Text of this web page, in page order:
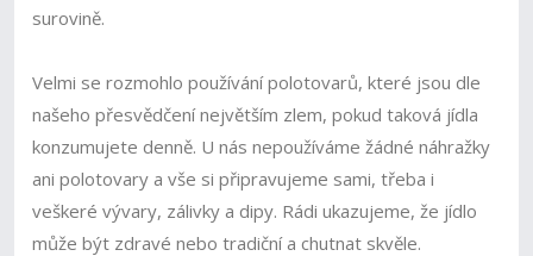
surovině.
Velmi se rozmohlo používání polotovarů, které jsou dle
našeho přesvědčení největším zlem, pokud taková jídla
konzumujete denně. U nás nepoužíváme žádné náhražky
ani polotovary a vše si připravujeme sami, třeba i
veškeré vývary, zálivky a dipy. Rádi ukazujeme, že jídlo
může být zdravé nebo tradiční a chutnat skvěle.